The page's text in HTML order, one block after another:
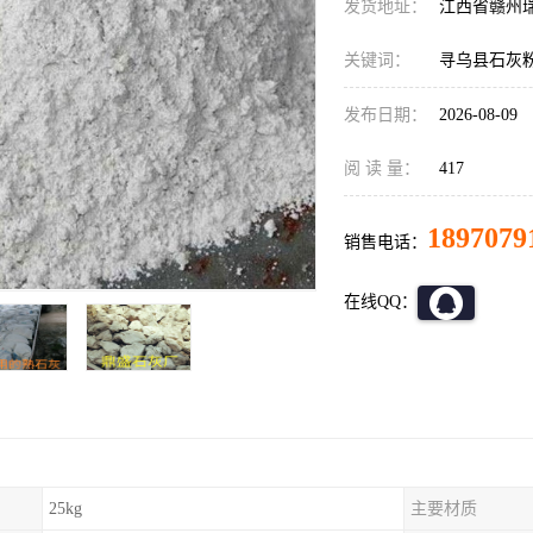
发货地址： 江西省赣州
关键词： 寻乌县石灰
发布日期： 2026-08-09
阅 读 量： 417
销售电话：
在线QQ：
25kg 主要材质